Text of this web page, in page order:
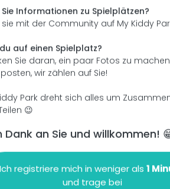
l'aventurier qui découvre ce parc en
eine Beschreibung hinzu Ich füge
Kommentar hinzufügen
Informationen zu Spielplätzen?
mit der Community auf My Kiddy
auf einen Spielplatz?
Sie daran, ein paar Fotos zu
wir zählen auf Sie!
Park dreht sich alles um
😉
Dank an Sie und willkommen!
Ich registriere mich in weniger als 1
und trage bei